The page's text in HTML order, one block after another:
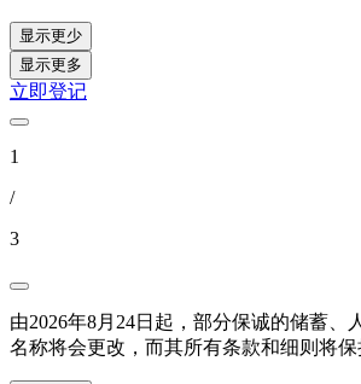
显示更少
显示更多
立即登记
1
/
3
由2026年8月24日起，部分保诚的储蓄、
名称将会更改，而其所有条款和细则将保